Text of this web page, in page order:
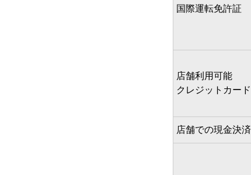
国際運転免許証
店舗利用可能
クレジットカード
店舗での現金決済